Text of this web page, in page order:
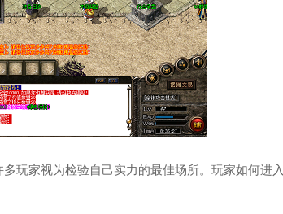
玩家视为检验自己实力的最佳场所。玩家如何进入